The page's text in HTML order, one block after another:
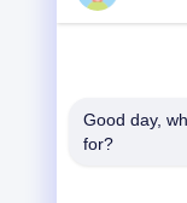
Good day,
for?